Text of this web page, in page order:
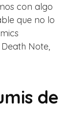
con algo
que no lo
Note,
de